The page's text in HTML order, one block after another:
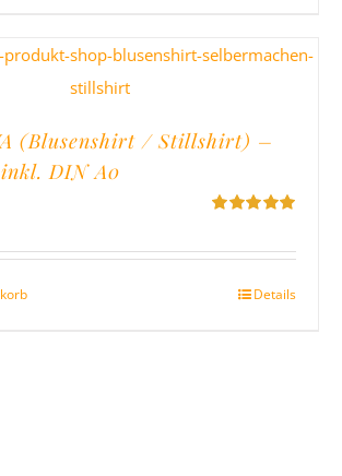
(Blusenshirt / Stillshirt) –
DIN A0
5
Details